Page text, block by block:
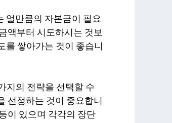
얼만큼의 자본금이 필요
액부터 시도하시는 것보
를 쌓아가는 것이 좋습니
지의 전략을 선택할 수
선정하는 것이 중요합니
이 있으며 각각의 장단